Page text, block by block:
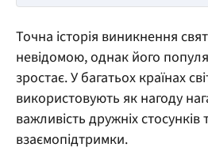
Точна історія виникнення
невідомою, однак його
зростає. У багатьох країнах
використовують як нагоду
важливість дружніх стосунків
взаємопідтримки.